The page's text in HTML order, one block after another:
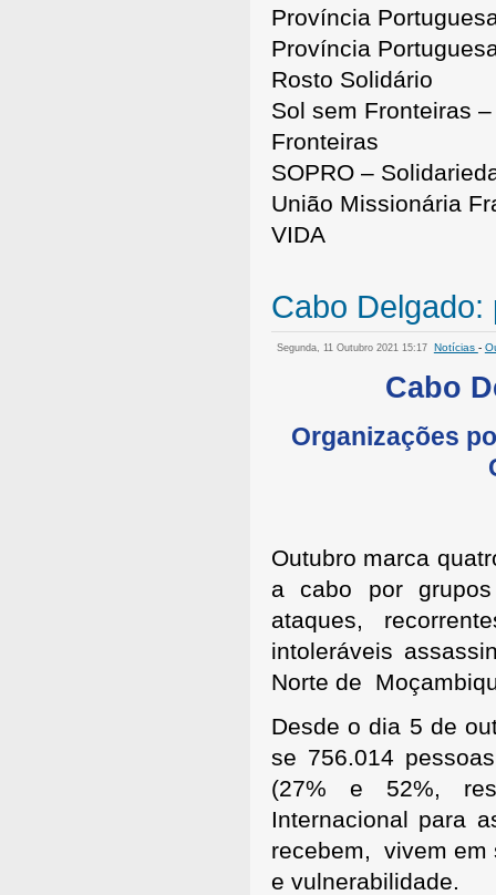
Província
Província
Rosto Solidário
Sol sem Fronteiras
Fronteiras
SOPRO –
União Missionária
VIDA
Cabo
Segunda, 11 Outubro 2021 15:17 Notícias -
Cabo
Organizações
Outubro marca
a cabo por
ataques,
intoleráveis
Norte de
Desde o dia 5 de
se 756.014
(27% e 52%,
Internacional para
recebem, vivem em
e vulnerabilidade.